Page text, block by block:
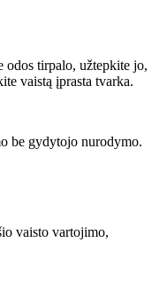
odos tirpalo, užtepkite jo,
vaistą įprasta tvarka.
be gydytojo nurodymo.
vaisto vartojimo,